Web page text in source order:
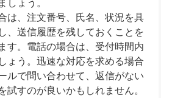
しょう。
は、注文番号、氏名、状況を具
、送信履歴を残しておくことを
す。電話の場合は、受付時間内
ょう。迅速な対応を求める場合
ルで問い合わせて、返信がない
試すのが良いかもしれません。